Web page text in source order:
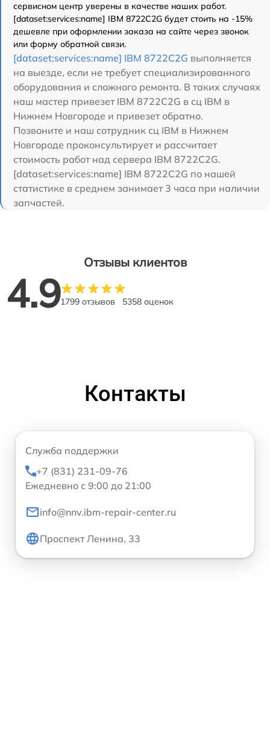
сервисном центр уверены в качестве наших работ.
[dataset:services:name] IBM 8722C2G будет стоить на -15%
дешевле при оформлении заказа на сайте через звонок
или форму обратной связи.
[dataset:services:name] IBM 8722C2G выполняется
на выезде, если не требует специализированного
оборудования и сложного ремонта. В таких случаях
наш мастер привезет IBM 8722C2G в сц IBM в
Нижнем Новгороде и привезет обратно.
Позвоните и наш сотрудник сц IBM в Нижнем
Новгороде проконсультирует и рассчитает
стоимость работ над сервера IBM 8722C2G.
[dataset:services:name] IBM 8722C2G по нашей
статистике в среднем занимает 3 часа при наличии
запчастей.
Отзывы клиентов
4.91799 отзывов 5358 оценок
Контакты
Служба поддержки
+7 (831) 231-09-76
Ежедневно с 9:00 до 21:00
info@nnv.ibm-repair-center.ru
Проспект Ленина, 33